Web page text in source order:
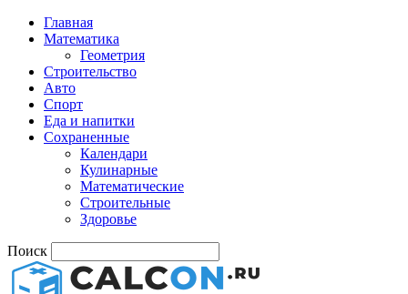
Главная
Математика
Геометрия
Строительство
Авто
Спорт
Еда и напитки
Сохраненные
Календари
Кулинарные
Математические
Строительные
Здоровье
Поиск